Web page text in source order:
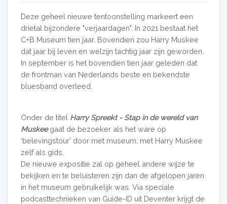
Deze geheel nieuwe tentoonstelling markeert een
drietal bijzondere "verjaardagen". In 2021 bestaat het
C+B Museum tien jaar. Bovendien zou Harry Muskee
dat jaar bij leven en welzijn tachtig jaar zijn geworden.
In september is het bovendien tien jaar geleden dat
de frontman van Nederlands beste en bekendste
bluesband overleed.
Onder de titel Harry Spreekt - Stap in de wereld van
Muskeegaat de bezoeker als het ware op
‘belevingstour’ door met museum, met Harry Muskee
zelf als gids.
De nieuwe expositie zal op geheel andere wijze te
bekijken en te beluisteren zijn dan de afgelopen jaren
in het museum gebruikelijk was. Via speciale
podcasttechnieken van Guide-ID uit Deventer krijgt de